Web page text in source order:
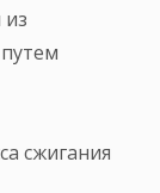
сжигания